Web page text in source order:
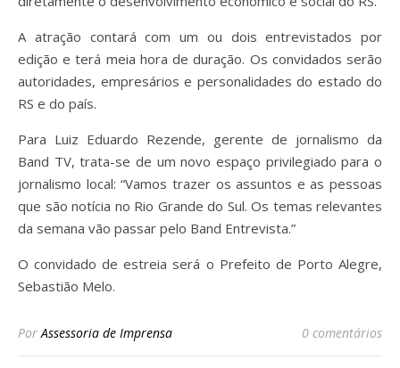
A atração contará com um ou dois entrevistados por
edição e terá meia hora de duração. Os convidados serão
autoridades, empresários e personalidades do estado do
RS e do país.
Para Luiz Eduardo Rezende, gerente de jornalismo da
Band TV, trata-se de um novo espaço privilegiado para o
jornalismo local: “Vamos trazer os assuntos e as pessoas
que são notícia no Rio Grande do Sul. Os temas relevantes
da semana vão passar pelo Band Entrevista.”
O convidado de estreia será o Prefeito de Porto Alegre,
Sebastião Melo.
Por Assessoria de Imprensa 0 comentários